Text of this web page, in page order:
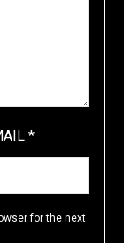
*
for the next